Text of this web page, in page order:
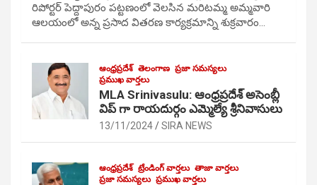
రిపోర్టర్ పెద్దాపురం పట్టణంలో వెలసిన మరిటమ్మ అమ్మవారి
ఆలయంలో అన్న ప్రసాద వితరణ కార్యక్రమాన్ని శుక్రవారం…
ఆంధ్రప్రదేశ్ తెలంగాణ ప్రజా సమస్యలు
ప్రముఖ వార్తలు
MLA Srinivasulu: ఆంధ్రప్రదేశ్ అసెంబ్లీ
విప్ గా రాయదుర్గం ఎమ్మెల్యే శ్రీనివాసులు
13/11/2024 SIRA NEWS
ఆంధ్రప్రదేశ్ ట్రేండింగ్ వార్తలు తాజా వార్తలు
ప్రజా సమస్యలు ప్రముఖ వార్తలు